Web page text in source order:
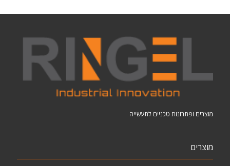
מוצרים ופתרונות טכניים לתעשייה
מוצרים